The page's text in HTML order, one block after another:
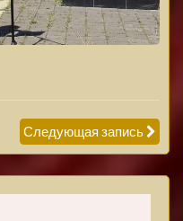
Следующая запись